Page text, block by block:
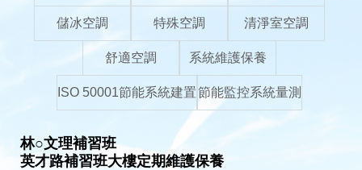
儲冰空調 特殊空調 清淨室空調
舒適空調 系統維護保養
ISO 50001節能系統建置節能監控系統量測
林○文理補習班
英才路補習班大樓定期維護保養